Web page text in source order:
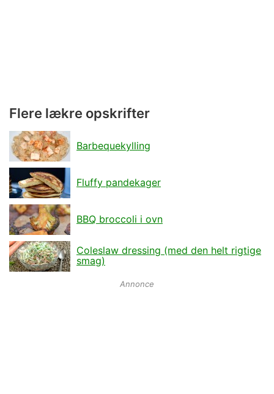
Flere lækre opskrifter
Barbequekylling
Fluffy pandekager
BBQ broccoli i ovn
Coleslaw dressing (med den helt rigtige
smag)
Annonce